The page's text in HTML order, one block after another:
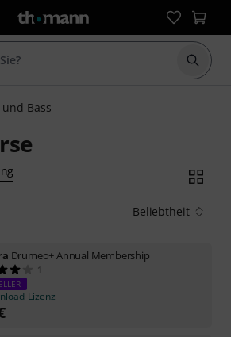
Suche
Bass
Beliebtheit
Drumeo+ Annual Membership
1
Lizenz